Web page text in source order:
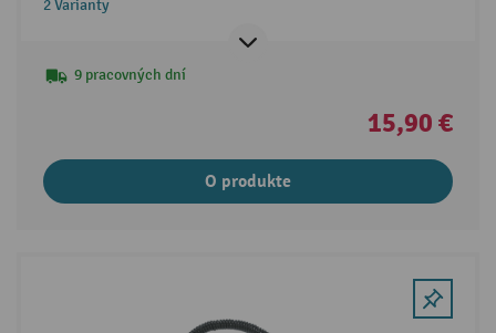
2 Varianty
9 pracovných dní
15,90 €
O produkte